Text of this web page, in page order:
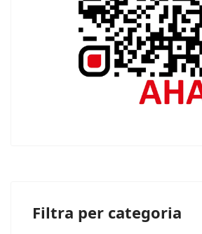
Filtra per categoria